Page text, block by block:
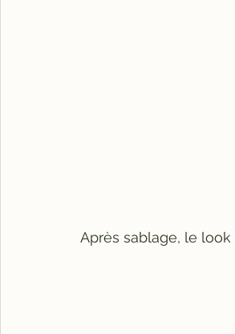
Après sablage, le